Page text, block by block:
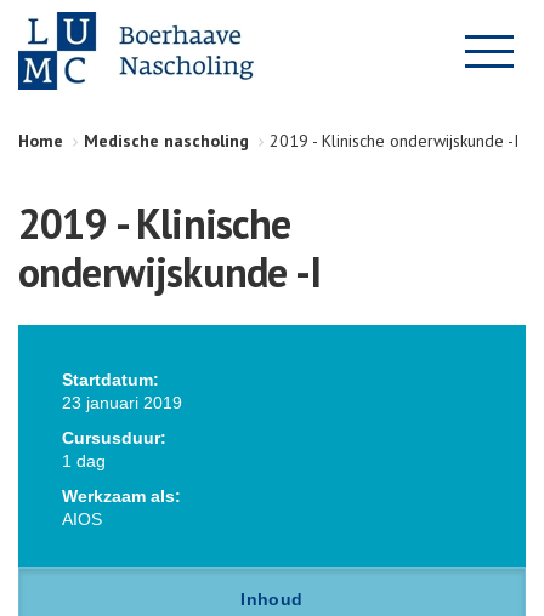
Home Medische nascholing 2019 - Klinische onderwijskunde -I
2019 - Klinische
onderwijskunde -I
Startdatum:
23 januari 2019
Cursusduur:
1 dag
Werkzaam als:
AIOS
Inhoud